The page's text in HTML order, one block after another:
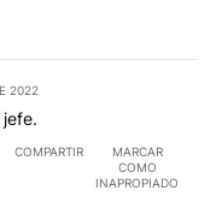
2022
COMPARTIR
MARCAR
COMO
INAPROPIADO